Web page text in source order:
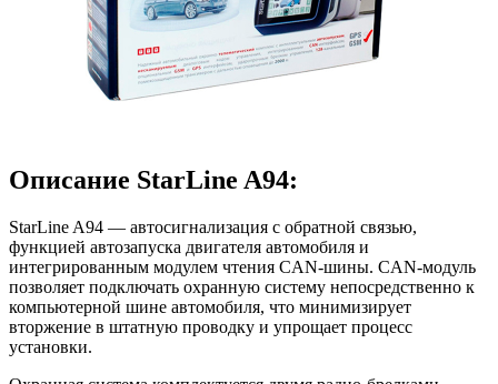
Описание StarLine A94:
StarLine A94 — автосигнализация с обратной связью,
функцией автозапуска двигателя автомобиля и
интегрированным модулем чтения CAN-шины. CAN-модуль
позволяет подключать охранную систему непосредственно к
компьютерной шине автомобиля, что минимизирует
вторжение в штатную проводку и упрощает процесс
установки.